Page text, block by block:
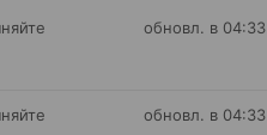
обновл. в 04:33
обновл. в 04:33